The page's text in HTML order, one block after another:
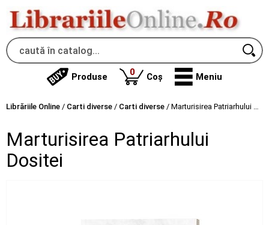
Produse 0produse
Coș Meniu
Librăriile Online / Carti diverse / Carti diverse / Marturisirea Patriarhului Dositei
Marturisirea Patriarhului
Dositei